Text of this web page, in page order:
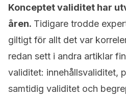
Konceptet validitet har
åren. Tidigare trodde
giltigt för allt det var
redan sett i andra artiklar
validitet: innehållsvaliditet,
samtidig validitet och